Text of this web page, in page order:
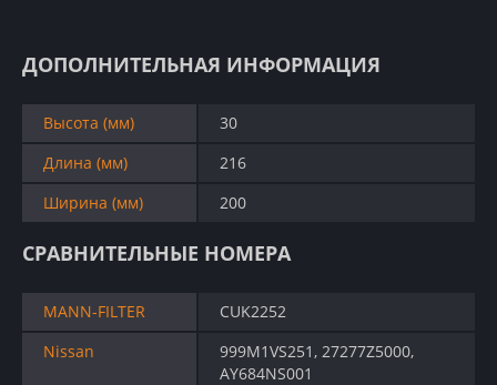
ДОПОЛНИТЕЛЬНАЯ ИНФОРМАЦИЯ
Высота (мм)
30
Длина (мм)
216
Ширина (мм)
200
СРАВНИТЕЛЬНЫЕ НОМЕРА
MANN-FILTER
CUK2252
Nissan
999M1VS251, 27277Z5000,
AY684NS001